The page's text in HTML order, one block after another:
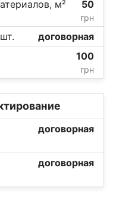
м² 50
грн
договорная
100
грн
договорная
договорная